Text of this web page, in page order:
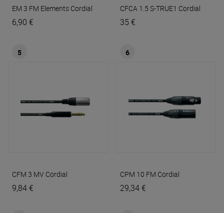
EM 3 FM Elements Cordial
6,90 €
CFCA 1.5 S-TRUE1 Cordial
35 €
5
CFM 3 MV Cordial
9,84 €
6
CPM 10 FM Cordial
29,34 €